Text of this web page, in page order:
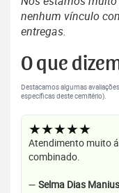
nenhum vínculo
entregas.
O que
Destacamos algumas
específicas deste cemitério).
★★★★★
Atendimento muito
combinado.
— Selma Dias